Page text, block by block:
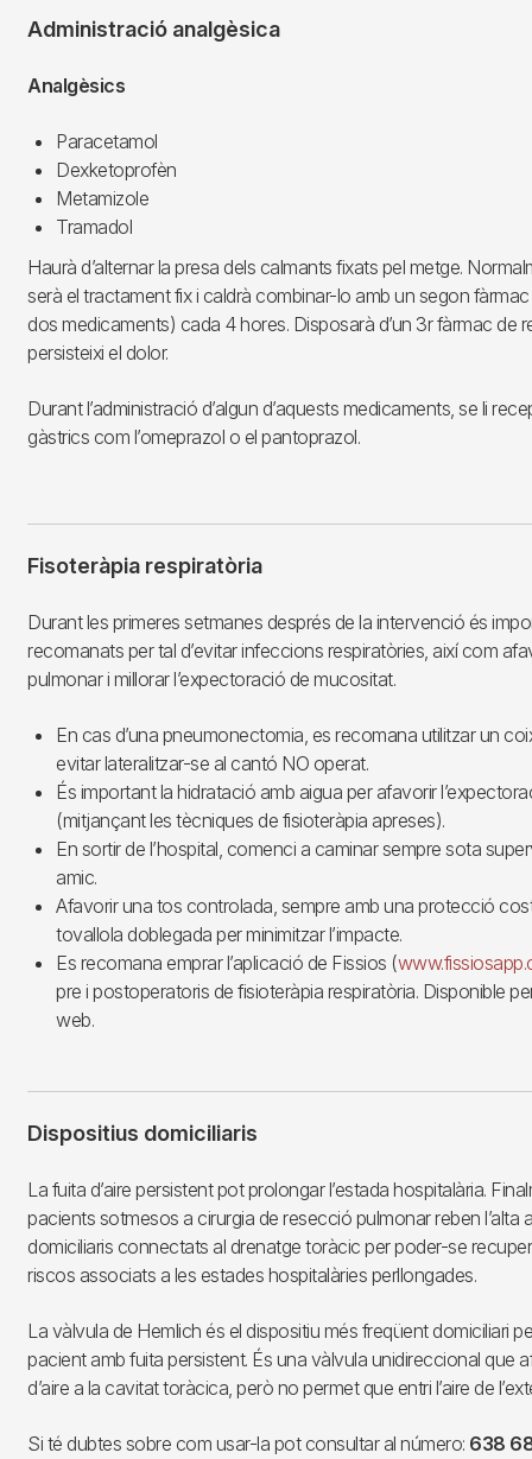
Administració analgèsica
Analgèsics
Paracetamol
Dexketoprofèn
Metamizole
Tramadol
Haurà d’alternar la presa dels calmants fixats pel metge.
serà el tractament fix i caldrà combinar-lo amb un segon fàrmac
dos medicaments) cada 4 hores. Disposarà d’un 3r fàrmac de
persisteixi el dolor.
Durant l’administració d’algun d’aquests medicaments, se li
gàstrics com l’omeprazol o el pantoprazol.
Fisoteràpia respiratòria
Durant les primeres setmanes després de la intervenció és
recomanats per tal d’evitar infeccions respiratòries, així com
pulmonar i millorar l’expectoració de mucositat.
En cas d’una pneumonectomia, es recomana utilitzar un
evitar lateralitzar-se al cantó NO operat.
És important la hidratació amb aigua per afavorir
(mitjançant les tècniques de fisioteràpia apreses).
En sortir de l’hospital, comenci a caminar sempre sota
amic.
Afavorir una tos controlada, sempre amb una protecció
tovallola doblegada per minimitzar l’impacte.
Es recomana emprar l’aplicació de Fissios (
pre i postoperatoris de fisioteràpia respiratòria. Disponible
web.
Dispositius domiciliaris
La fuita d’aire persistent pot prolongar l’estada hospitalària.
pacients sotmesos a cirurgia de resecció pulmonar reben l’alta
domiciliaris connectats al drenatge toràcic per poder-se
riscos associats a les estades hospitalàries perllongades.
La vàlvula de Hemlich és el dispositiu més freqüent domiciliari
pacient amb fuita persistent. És una vàlvula unidireccional que
d’aire a la cavitat toràcica, però no permet que entri l’aire de
Si té dubtes sobre com usar-la pot consultar al número: 638